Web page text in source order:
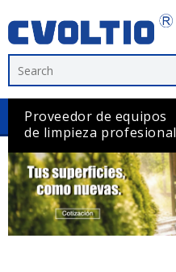
Proveedor de equipos
de limpieza profesional